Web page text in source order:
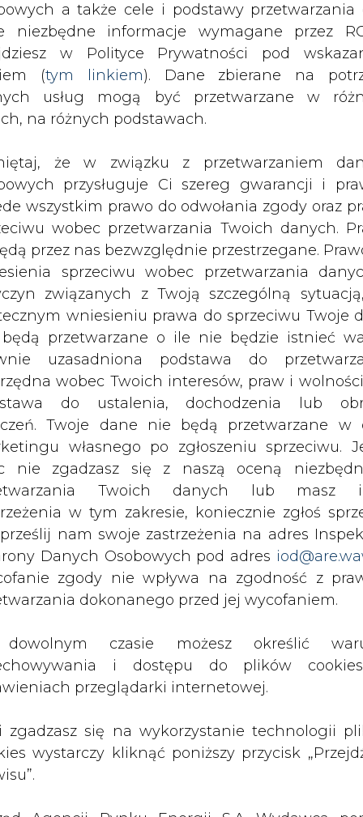
a także cele i podstawy przetwarzania
niezbędne informacje wymagane przez
w Polityce Prywatności pod
(tym linkiem). Dane zbierane na
usług mogą być przetwarzane w
na różnych podstawach.
że w związku z przetwarzaniem
przysługuje Ci szereg gwarancji i
wszystkim prawo do odwołania zgody oraz
wobec przetwarzania Twoich danych.
przez nas bezwzględnie przestrzegane.
sprzeciwu wobec przetwarzania
związanych z Twoją szczególną
wniesieniu prawa do sprzeciwu Twoje
przetwarzane o ile nie będzie istnieć
uzasadniona podstawa do
wobec Twoich interesów, praw i
do ustalenia, dochodzenia lub
Twoje dane nie będą przetwarzane w
własnego po zgłoszeniu sprzeciwu.
nie zgadzasz się z naszą oceną
Twoich danych lub masz
w tym zakresie, koniecznie zgłoś
prześlij nam swoje zastrzeżenia na adres
Danych Osobowych pod adres
zgody nie wpływa na zgodność z
dokonanego przed jej wycofaniem.
czasie możesz określić
i dostępu do plików
przeglądarki internetowej.
zgadzasz się na wykorzystanie technologii
wystarczy kliknąć poniższy przycisk
i podtrzymuje swoje
przepisów Unii
systemów certyfikacji
potrzeby wymagań systemu EU
na potrzeby energetyczne
systemem EU ETS
Komisji (UE) 2020/2085 z dnia 14 grudnia
wykonawczego (UE) 2018/2066 w
gazów cieplarnianych na podstawie
(dalej: „rozporządzenie 2020/2085”),
objętych system ETS powinna
wypadku węgiel pierwiastkowy w niej
2085:
gazów cieplarnianych na potrzeby wymagań
Paramentu Europejskiego i Rady (UE) 2018/
odnawialnych (dalej: „dyrektywa 2018/2001”),
od pochodzenia geograficznego biomasy,
się zgodnie z art. 30 i art. 31 ust. 1 dyrektywy 2018/
2020/2085 ww. regulacje w zakresie
2022 r.
rozwoju oraz ograniczenia emisji
w odniesieniu do biomasy
objętesystemem EU ETS, może
dobrowolnych systemów certyfikacji
2001, wobec dokumentów uzyskanych w
w zakresie objętym decyzją Komisji
dalszych dowodów spełniania
cieplarnianych określonych w art. 29 ust.